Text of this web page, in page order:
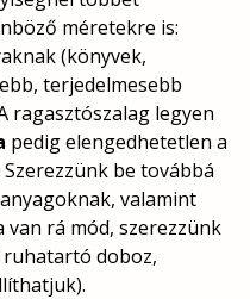
méretekre is:
(könyvek,
terjedelmesebb
ragasztószalag legyen
pedig elengedhetetlen a
be továbbá
valamint
rá mód, szerezzünk
ruhatartó doboz,